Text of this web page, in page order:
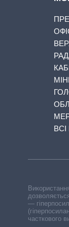
—
часткового